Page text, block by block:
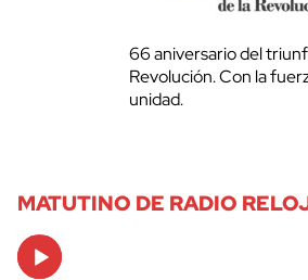
66 aniversario del
Revolución. Con la
unidad.
MATUTINO DE RADIO
Audio
Player